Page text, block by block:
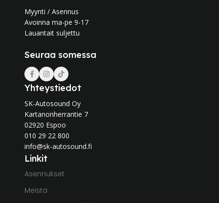
Myynti / Asennus
Avoinna ma-pe 9-17
Lauantait suljettu
Seuraa somessa
Yhteystiedot
SK-Autosound Oy
Kartanonherrantie 7
02920 Espoo
010 29 22 800
info@sk-autosound.fi
Linkit
Asennukset
Meistä